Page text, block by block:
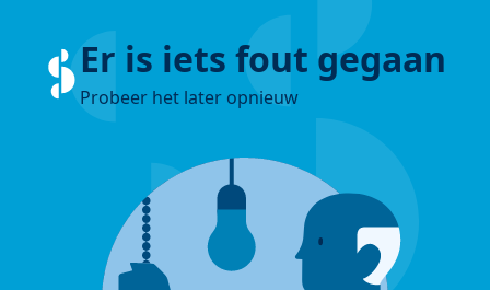
Er is iets fout gegaan
Probeer het later opnieuw